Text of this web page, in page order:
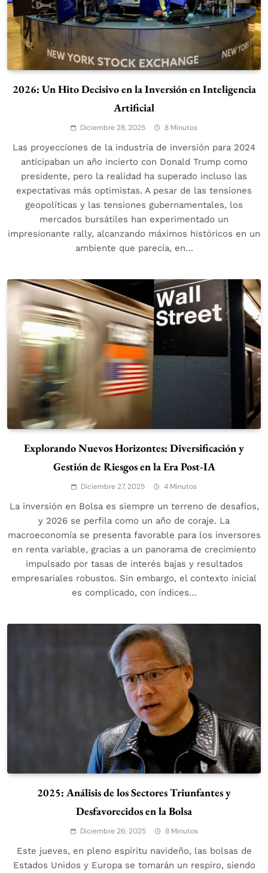
2026: Un Hito Decisivo en la Inversión en Inteligencia
Artificial
Diciembre 28, 2025 8 Minutos
Las proyecciones de la industria de inversión para 2024
anticipaban un año incierto con Donald Trump como
presidente, pero la realidad ha superado incluso las
expectativas más optimistas. A pesar de las tensiones
geopolíticas y las tensiones gubernamentales, los
mercados bursátiles han experimentado un
impresionante rally, alcanzando máximos históricos en un
ambiente que parecía, en…
Explorando Nuevos Horizontes: Diversificación y
Gestión de Riesgos en la Era Post-IA
Diciembre 27, 2025 4 Minutos
La inversión en Bolsa es siempre un terreno de desafíos,
y 2026 se perfila como un año de coraje. La
macroeconomía se presenta favorable para los inversores
en renta variable, gracias a un panorama de crecimiento
impulsado por tasas de interés bajas y resultados
empresariales robustos. Sin embargo, el contexto inicial
es complicado, con índices…
2025: Análisis de los Sectores Triunfantes y
Desfavorecidos en la Bolsa
Diciembre 26, 2025 8 Minutos
Este jueves, en pleno espíritu navideño, las bolsas de
Estados Unidos y Europa se tomarán un respiro, siendo